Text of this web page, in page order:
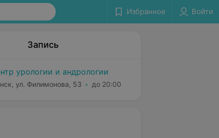
Избранное Войти
Запись
урологии и андрологии
ул. Филимонова, 53 до 20:00